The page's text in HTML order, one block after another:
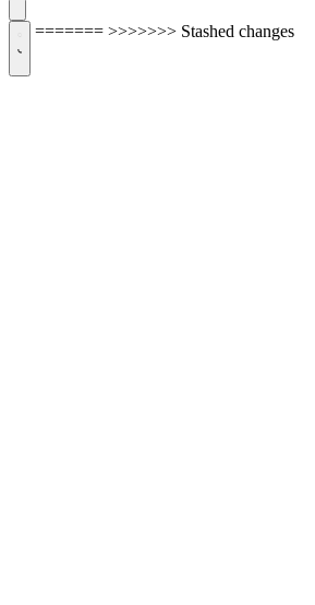
======= >>>>>>> Stashed changes